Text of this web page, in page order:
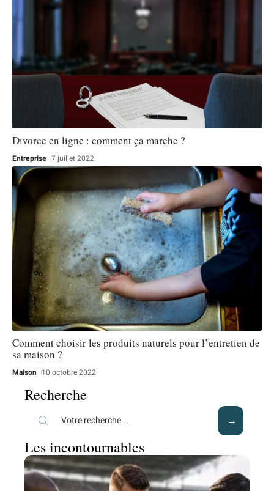
Divorce en ligne : comment ça marche ?
Entreprise 7 juillet 2022
Comment choisir les produits naturels pour l’entretien de
sa maison ?
Maison 10 octobre 2022
Recherche
Les incontournables